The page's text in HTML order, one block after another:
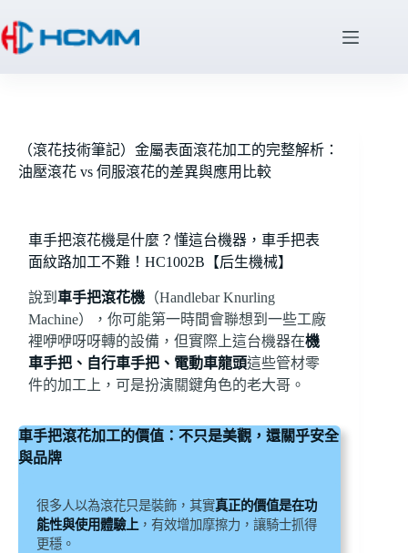
（滾花技術筆記）金屬表面滾花加工的完整解析：
油壓滾花 vs 伺服滾花的差異與應用比較
車手把滾花機是什麼？懂這台機器，車手把表
面紋路加工不難！HC1002B【后生機械】
說到 車手把滾花機（Handlebar Knurling
Machine），你可能第一時間會聯想到一些工廠
裡咿咿呀呀轉的設備，但實際上這台機器在機
車手把、自行車手把、電動車龍頭這些管材零
件的加工上，可是扮演關鍵角色的老大哥。
車手把滾花加工的價值：不只是美觀，還關乎安全
與品牌
很多人以為滾花只是裝飾，其實真正的價值是在功
能性與使用體驗上 ，有效增加摩擦力，讓騎士抓得
更穩。